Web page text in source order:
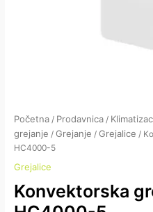
Početna / Prodavnica /
grejanje /Grejanje /Grejalice /
HC4000-5
Grejalice
Konvektorska